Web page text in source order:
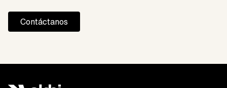
Contáctanos